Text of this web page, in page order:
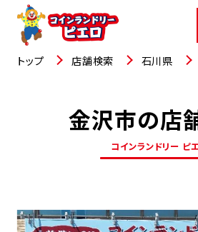
店舗検索
ご利用方法
トップ 店舗検索 石川県
金沢市の店
コインランドリー ピ